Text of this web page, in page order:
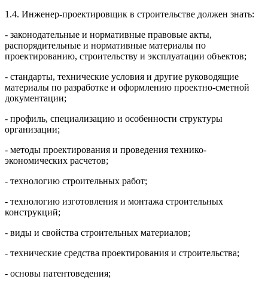
1.4. Инженер-проектировщик в строительстве должен знать:
- законодательные и нормативные правовые акты,
распорядительные и нормативные материалы по
проектированию, строительству и эксплуатации объектов;
- стандарты, технические условия и другие руководящие
материалы по разработке и оформлению проектно-сметной
документации;
- профиль, специализацию и особенности структуры
организации;
- методы проектирования и проведения технико-
экономических расчетов;
- технологию строительных работ;
- технологию изготовления и монтажа строительных
конструкций;
- виды и свойства строительных материалов;
- технические средства проектирования и строительства;
- основы патентоведения;